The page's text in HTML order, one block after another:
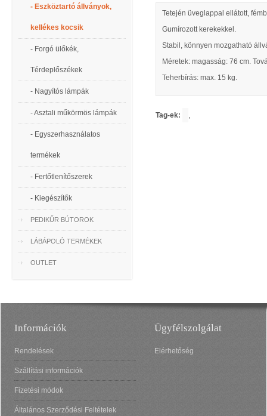
- Eszköztartó állványok,
kellékes kocsik
- Forgó ülőkék,
Térdeplőszékek
- Nagyítós lámpák
- Asztali műkörmös lámpák
- Egyszerhasználatos
termékek
- Fertőtlenítőszerek
- Kiegészítők
PEDIKŰR BÚTOROK
LÁBÁPOLÓ TERMÉKEK
OUTLET
Tetején üveglappal ellátott,
Gumírozott kerekekkel.
Stabil, könnyen mozgatható
Méretek: magasság: 76 cm.
Teherbírás: max. 15 kg.
Tag-ek: ,
Információk
Rendelések
Szállítási információk
Fizetési módok
Általános Szerződési Feltételek
Ügyfélszolgálat
Elérhetőség